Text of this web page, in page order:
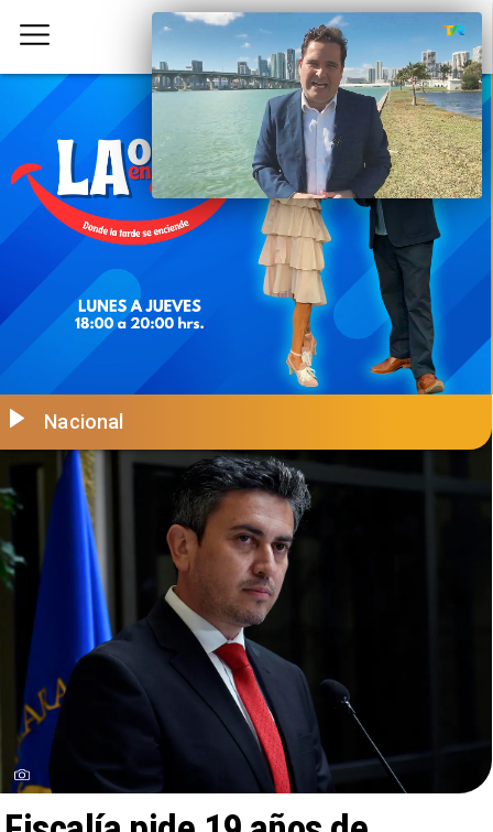
Nacional